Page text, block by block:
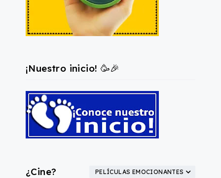
¡Nuestro inicio! 🥳🎉
PELÍCULAS EMOCIONANTES
¿Cine?